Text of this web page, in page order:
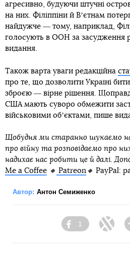
агресивно, будуючи штучні
на них. Філіппіни й Вʼєтнам
найдужче ― тому, наприклад,
голосують в ООН за засудження
видання.
Також варта уваги редакційна
про те, що дозволити Україні
зброєю ― вірне рішення.
США мають суворо обмежити
військовими обʼєктами, пише
Щобудня ми старанно шукаємо
про війну та розповідаємо про
надихає нас робити це й далі.
Me a Coffee 🔸 Patreon 🔸 PayPal:
Автор: Антон Семиженко
Facebook
1